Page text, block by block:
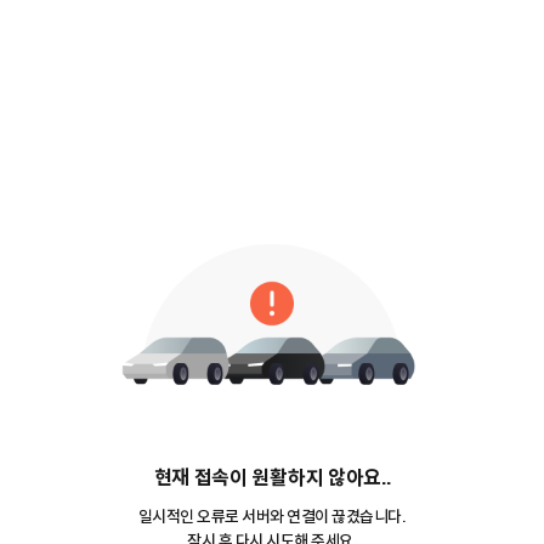
현재 접속이 원활하지 않아요..
일시적인 오류로 서버와 연결이 끊겼습니다.